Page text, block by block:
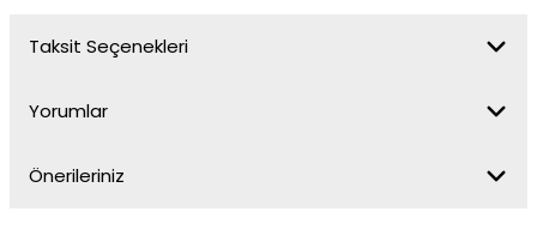
Taksit Seçenekleri
Yorumlar
Önerileriniz